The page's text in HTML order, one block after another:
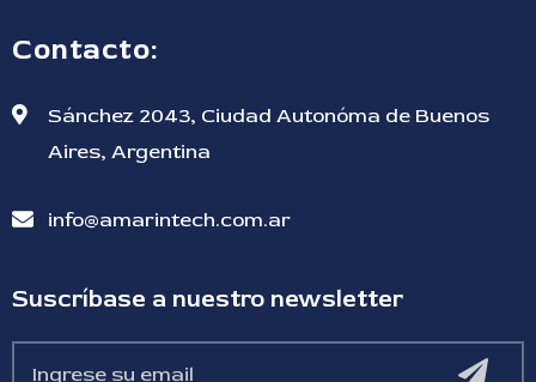
Contacto:
Sánchez 2043, Ciudad Autonóma de Buenos
Aires, Argentina
info@amarintech.com.ar
Suscríbase a nuestro newsletter